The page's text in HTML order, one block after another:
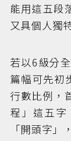
能用這五段
又具個人獨
若以6級分
篇幅可先初
行數比例，
程」這五
「開頭字」